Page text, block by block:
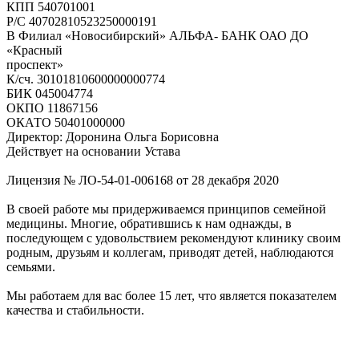
КПП 540701001
Р/С 40702810523250000191
В Филиал «Новосибирский» АЛЬФА- БАНК ОАО ДО
«Красный
проспект»
К/сч. 30101810600000000774
БИК 045004774
ОКПО 11867156
ОКАТО 50401000000
Директор: Доронина Ольга Борисовна
Действует на основании Устава
Лицензия № ЛО-54-01-006168 от 28 декабря 2020
В своей работе мы придерживаемся принципов семейной
медицины. Многие, обратившись к нам однажды, в
последующем с удовольствием рекомендуют клинику своим
родным, друзьям и коллегам, приводят детей, наблюдаются
семьями.
Мы работаем для вас более 15 лет, что является показателем
качества и стабильности.